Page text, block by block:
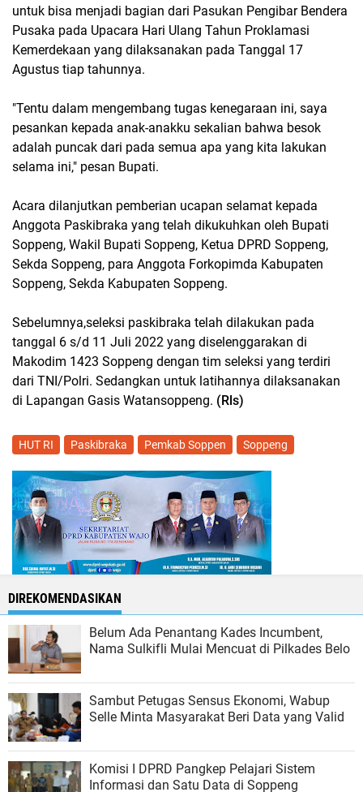
untuk bisa menjadi bagian dari Pasukan Pengibar Bendera
Pusaka pada Upacara Hari Ulang Tahun Proklamasi
Kemerdekaan yang dilaksanakan pada Tanggal 17
Agustus tiap tahunnya.
"Tentu dalam mengembang tugas kenegaraan ini, saya
pesankan kepada anak-anakku sekalian bahwa besok
adalah puncak dari pada semua apa yang kita lakukan
selama ini," pesan Bupati.
Acara dilanjutkan pemberian ucapan selamat kepada
Anggota Paskibraka yang telah dikukuhkan oleh Bupati
Soppeng, Wakil Bupati Soppeng, Ketua DPRD Soppeng,
Sekda Soppeng, para Anggota Forkopimda Kabupaten
Soppeng, Sekda Kabupaten Soppeng.
Sebelumnya,seleksi paskibraka telah dilakukan pada
tanggal 6 s/d 11 Juli 2022 yang diselenggarakan di
Makodim 1423 Soppeng dengan tim seleksi yang terdiri
dari TNI/Polri. Sedangkan untuk latihannya dilaksanakan
di Lapangan Gasis Watansoppeng. (Rls)
HUT RI Paskibraka Pemkab Soppen Soppeng
DIREKOMENDASIKAN
Belum Ada Penantang Kades Incumbent,
Nama Sulkifli Mulai Mencuat di Pilkades Belo
Sambut Petugas Sensus Ekonomi, Wabup
Selle Minta Masyarakat Beri Data yang Valid
Komisi I DPRD Pangkep Pelajari Sistem
Informasi dan Satu Data di Soppeng